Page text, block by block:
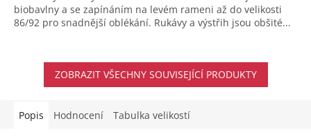
biobavlny a se zapínáním na levém rameni až do velikosti
86/92 pro snadnější oblékání. Rukávy a výstřih jsou obšité...
ZOBRAZIT VŠECHNY SOUVISEJÍCÍ PRODUKTY
Popis Hodnocení Tabulka velikostí